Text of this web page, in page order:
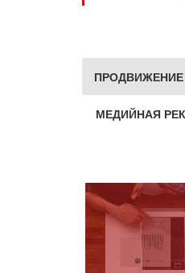
МЕДИЙНАЯ